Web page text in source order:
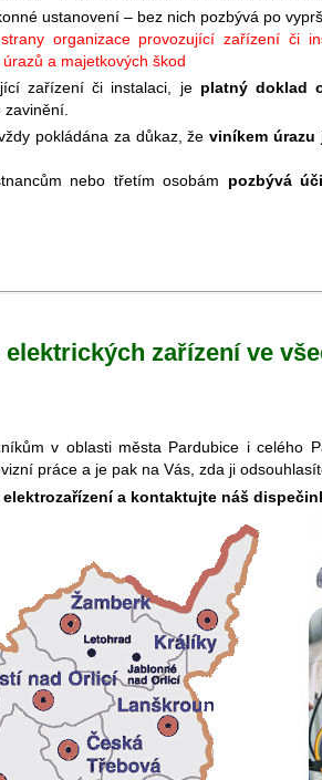
ustanovení – bez nich pozbývá po
organizace provozující zařízení či
a majetkových škod
zařízení či instalaci, je platný doklad
pokládána za důkaz, že viníkem úrazu
nebo třetím osobám pozbývá
zařízení ve
v oblasti města Pardubice i celého
práce a je pak na Vás, zda ji
a kontaktujte náš